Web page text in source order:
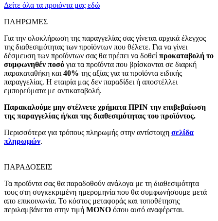
Δείτε όλα τα προιόντα μας εδώ
ΠΛΗΡΩΜΕΣ
Για την ολοκλήρωση της παραγγελίας σας γίνεται αρχικά έλεγχος
της διαθεσιμότητας των προϊόντων που θέλετε. Για να γίνει
δέσμευση των προϊόντων σας θα πρέπει να δοθεί προκαταβολή το
συμφωνηθέν ποσό για τα προϊόντα που βρίσκονται σε διαρκή
παρακαταθήκη και 40% της αξίας για τα προϊόντα ειδικής
παραγγελίας. Η εταιρία μας δεν παραδίδει ή αποστέλλει
εμπορεύματα με αντικαταβολή.
Παρακαλούμε μην στέλνετε χρήματα ΠΡΙΝ την επιβεβαίωση
της παραγγελίας ή/και της διαθεσιμότητας του προϊόντος.
Περισσότερα για τρόπους πληρωμής στην αντίστοιχη σελίδα
πληρωμών.
ΠΑΡΑΔΟΣΕΙΣ
Τα προϊόντα σας θα παραδοθούν ανάλογα με τη διαθεσιμότητα
τους στη συγκεκριμένη ημερομηνία που θα συμφωνήσουμε μετά
απο επικοινωνία. Το κόστος μεταφοράς και τοποθέτησης
περιλαμβάνεται στην τιμή MONO όπου αυτό αναφέρεται.